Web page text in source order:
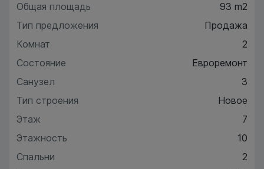
Общая площадь
93 m2
Тип предложения
Продажа
Комнат
2
Состояние
Евроремонт
Санузел
3
Тип строения
Новое
Этаж
7
Этажность
10
Спальни
2